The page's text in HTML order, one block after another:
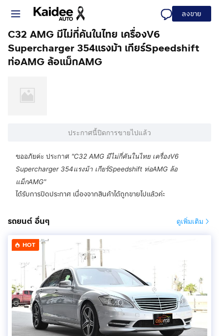
ลงขาย
C32 AMG มีไม่กี่คันในไทย เครื่องV6
Supercharger 354แรงม้า เกียร์Speedshift
ท่อAMG ล้อแม็กAMG
ประกาศนี้ปิดการขายไปแล้ว
ขออภัยค่ะ ประกาศ "C32 AMG มีไม่กี่คันในไทย เครื่องV6
Supercharger 354แรงม้า เกียร์Speedshift ท่อAMG ล้อ
แม็กAMG"
ได้รับการปิดประกาศ เนื่องจากสินค้าได้ถูกขายไปแล้วค่ะ
รถยนต์ อื่นๆ ดูเพิ่มเติม
HOT